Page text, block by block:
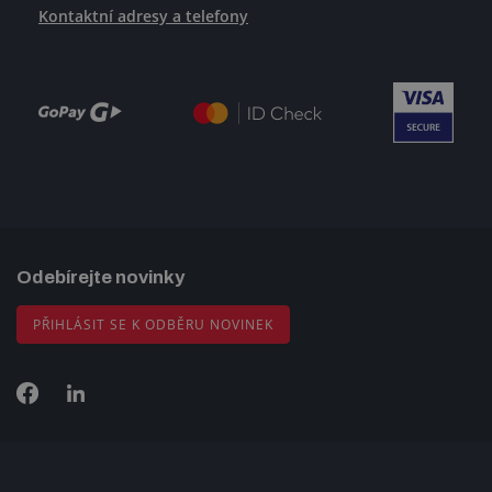
Kontaktní adresy a telefony
Odebírejte novinky
PŘIHLÁSIT SE K ODBĚRU NOVINEK